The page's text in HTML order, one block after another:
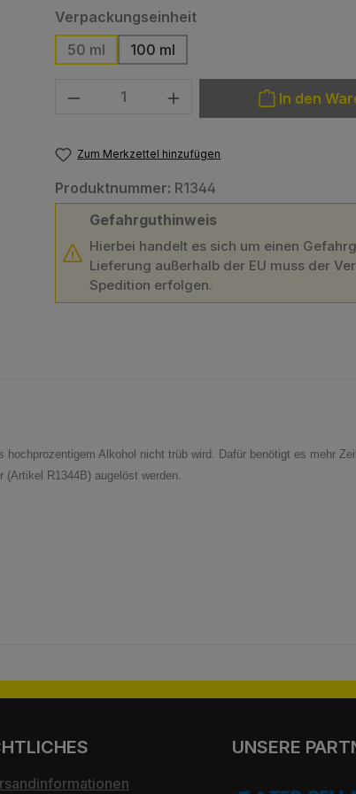
Verpackungseinheitauswählen
50 ml
100 ml
Produkt Anzahl: Gib den gewünschten Wert
In den
Zum Merkzettel hinzufügen
Produktnummer: R1344
Gefahrguthinweis
Hierbei handelt es sich um einen
Lieferung außerhalb der EU muss der
Spedition erfolgen.
Alkohol nicht trüb wird. Dafür benötigt es mehr
(Artikel R1344B) augelöst werden.
UNSERE